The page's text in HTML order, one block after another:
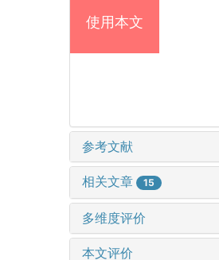
使用本文
参考文献
相关文章 15
多维度评价
本文评价